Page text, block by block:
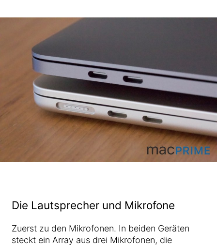
Die Lautsprecher und Mikrofone
Zuerst zu den Mikrofonen. In beiden Geräten
steckt ein Array aus drei Mikrofonen, die